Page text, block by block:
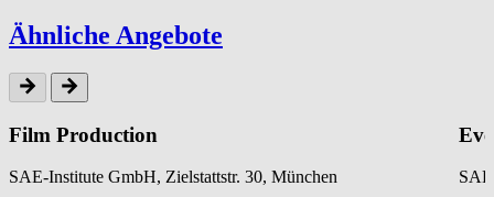
Ähnliche Angebote
Film Production
SAE-Institute GmbH, Zielstattstr. 30, München